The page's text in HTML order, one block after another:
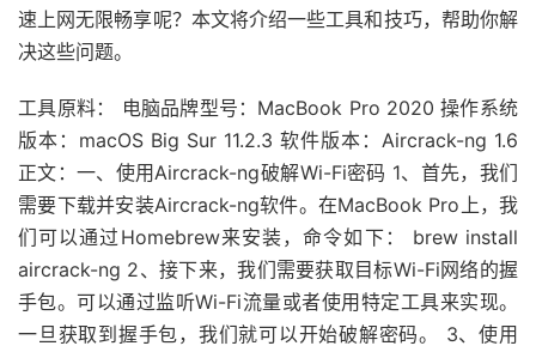
速上网无限畅享呢？本文将介绍一些工具和技巧，帮助你解
决这些问题。
工具原料： 电脑品牌型号：MacBook Pro 2020 操作系统
版本：macOS Big Sur 11.2.3 软件版本：Aircrack-ng 1.6
正文：一、使用Aircrack-ng破解Wi-Fi密码 1、首先，我们
需要下载并安装Aircrack-ng软件。在MacBook Pro上，我
们可以通过Homebrew来安装，命令如下： brew install
aircrack-ng 2、接下来，我们需要获取目标Wi-Fi网络的握
手包。可以通过监听Wi-Fi流量或者使用特定工具来实现。
一旦获取到握手包，我们就可以开始破解密码。 3、使用